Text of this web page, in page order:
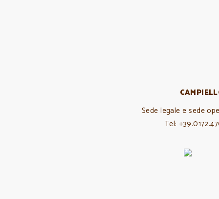
Sede legale e sede
Tel: